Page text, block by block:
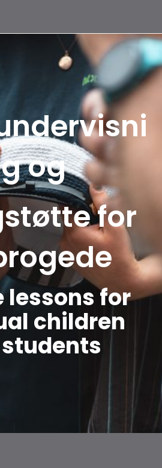
og
for
lessons for
children